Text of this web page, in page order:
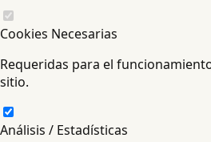
Cookies Necesarias
Requeridas para el
sitio.
Análisis / Estadísticas